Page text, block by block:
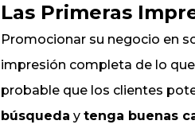
Las Primeras
Promocionar su negocio en
impresión completa de lo
probable que los clientes
búsqueda y tenga buenas